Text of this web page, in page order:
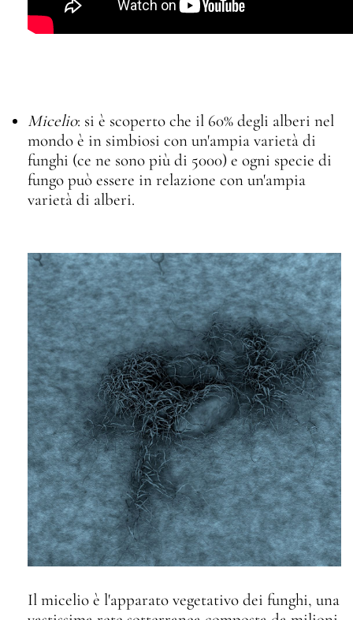
Micelio: si è scoperto che il 60% degli alberi nel
mondo è in simbiosi con un'ampia varietà di
funghi (ce ne sono più di 5000) e ogni specie di
fungo può essere in relazione con un'ampia
varietà di alberi.
Il micelio è l'apparato vegetativo dei funghi, una